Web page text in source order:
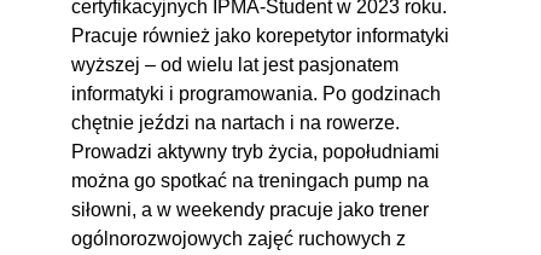
certyfikacyjnych IPMA-Student w 2023 roku.
Pracuje również jako korepetytor informatyki
wyższej – od wielu lat jest pasjonatem
informatyki i programowania. Po godzinach
chętnie jeździ na nartach i na rowerze.
Prowadzi aktywny tryb życia, popołudniami
można go spotkać na treningach pump na
siłowni, a w weekendy pracuje jako trener
ogólnorozwojowych zajęć ruchowych z